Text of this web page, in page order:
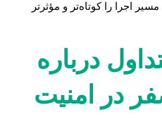
اجرا را کوتاه‌تر و مؤثرتر
درباره
در امنیت